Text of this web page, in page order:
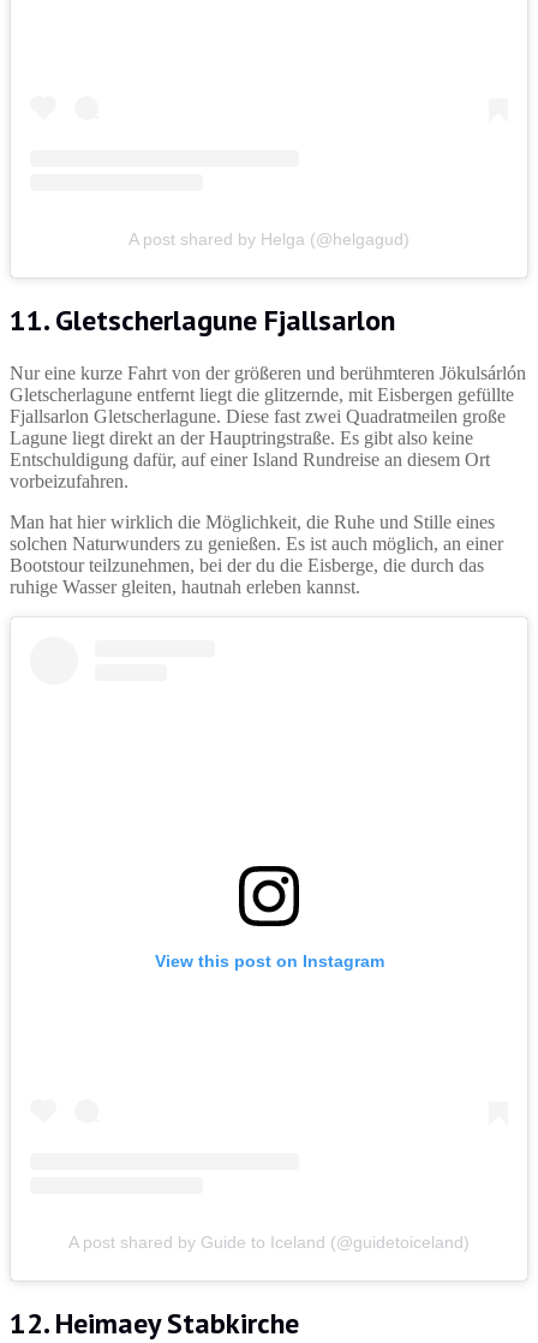
A post shared by Helga (@helgagud)
11.Gletscherlagune Fjallsarlon
Nur eine kurze Fahrt von der größeren und berühmteren Jökulsárlón
Gletscherlagune entfernt liegt die glitzernde, mit Eisbergen gefüllte
Fjallsarlon Gletscherlagune. Diese fast zwei Quadratmeilen große
Lagune liegt direkt an der Hauptringstraße. Es gibt also keine
Entschuldigung dafür, auf einer Island Rundreise an diesem Ort
vorbeizufahren.
Man hat hier wirklich die Möglichkeit, die Ruhe und Stille eines
solchen Naturwunders zu genießen. Es ist auch möglich, an einer
Bootstour teilzunehmen, bei der du die Eisberge, die durch das
ruhige Wasser gleiten, hautnah erleben kannst.
View this post on Instagram
A post shared by Guide to Iceland (@guidetoiceland)
12. Heimaey Stabkirche